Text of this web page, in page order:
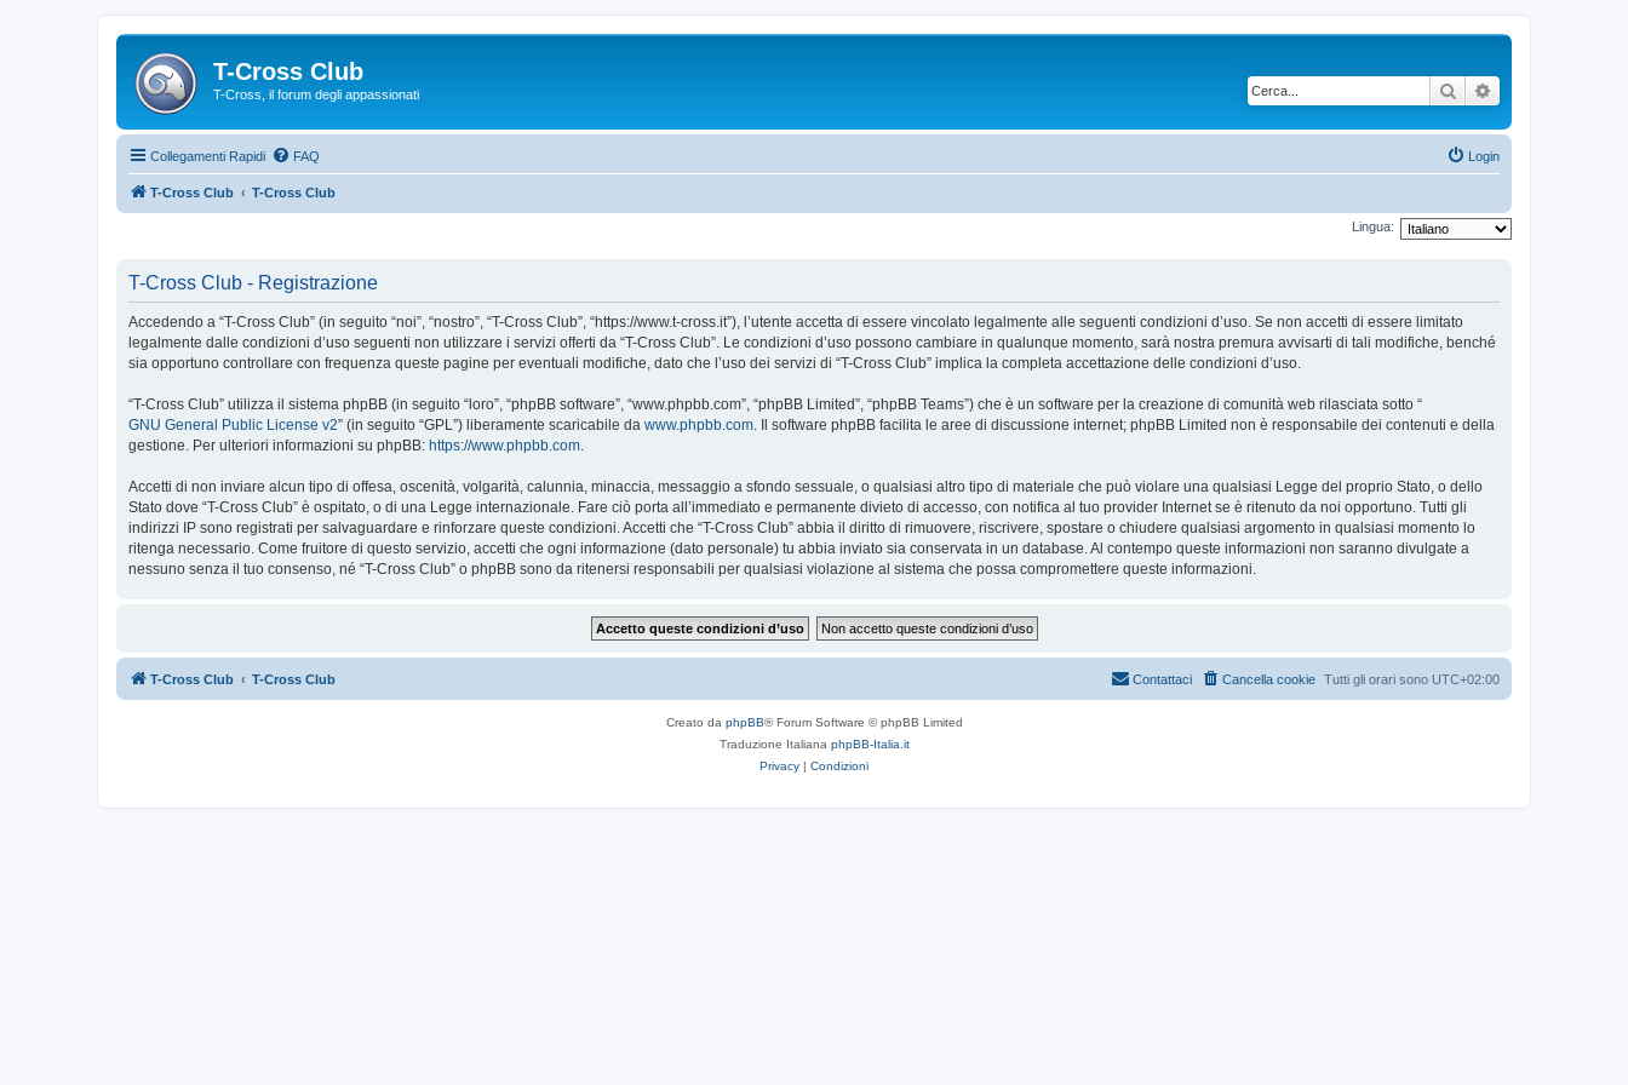
T-Cross Club
T-Cross, il forum degli appassionati Cerca
Collegamenti Rapidi FAQ Login
T-Cross Club T-Cross Club
Lingua:
T-Cross Club - Registrazione
Accedendo a “T-Cross Club” (in seguito “noi”, “nostro”, “T-Cross Club”, “https://www.t-cross.it”), l’utente accetta di essere vincolato legalmente alle seguenti condizioni d’uso. Se non accetti di essere limitato
legalmente dalle condizioni d’uso seguenti non utilizzare i servizi offerti da “T-Cross Club”. Le condizioni d’uso possono cambiare in qualunque momento, sarà nostra premura avvisarti di tali modifiche, benché
sia opportuno controllare con frequenza queste pagine per eventuali modifiche, dato che l’uso dei servizi di “T-Cross Club” implica la completa accettazione delle condizioni d’uso.
“T-Cross Club” utilizza il sistema phpBB (in seguito “loro”, “phpBB software”, “www.phpbb.com”, “phpBB Limited”, “phpBB Teams”) che è un software per la creazione di comunità web rilasciata sotto “
GNU General Public License v2” (in seguito “GPL”) liberamente scaricabile da www.phpbb.com. Il software phpBB facilita le aree di discussione internet; phpBB Limited non è responsabile dei contenuti e della
gestione. Per ulteriori informazioni su phpBB: https://www.phpbb.com.
Accetti di non inviare alcun tipo di offesa, oscenità, volgarità, calunnia, minaccia, messaggio a sfondo sessuale, o qualsiasi altro tipo di materiale che può violare una qualsiasi Legge del proprio Stato, o dello
Stato dove “T-Cross Club” è ospitato, o di una Legge internazionale. Fare ciò porta all’immediato e permanente divieto di accesso, con notifica al tuo provider Internet se è ritenuto da noi opportuno. Tutti gli
indirizzi IP sono registrati per salvaguardare e rinforzare queste condizioni. Accetti che “T-Cross Club” abbia il diritto di rimuovere, riscrivere, spostare o chiudere qualsiasi argomento in qualsiasi momento lo
ritenga necessario. Come fruitore di questo servizio, accetti che ogni informazione (dato personale) tu abbia inviato sia conservata in un database. Al contempo queste informazioni non saranno divulgate a
nessuno senza il tuo consenso, né “T-Cross Club” o phpBB sono da ritenersi responsabili per qualsiasi violazione al sistema che possa compromettere queste informazioni.
T-Cross Club T-Cross Club Tutti gli orari sono UTC+02:00
Cancella cookie
Contattaci
Creato da phpBB® Forum Software © phpBB Limited
Traduzione Italiana phpBB-Italia.it
Privacy | Condizioni